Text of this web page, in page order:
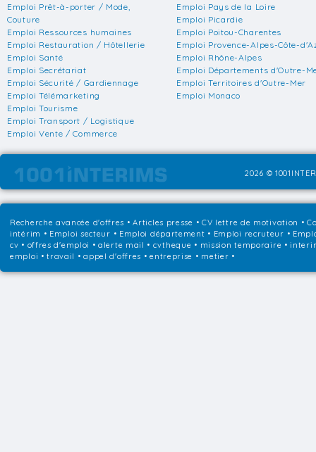
Emploi Prêt-à-porter / Mode,
Couture
Emploi Ressources humaines
Emploi Restauration / Hôtellerie
Emploi Santé
Emploi Secrétariat
Emploi Sécurité / Gardiennage
Emploi Télémarketing
Emploi Tourisme
Emploi Transport / Logistique
Emploi Vente / Commerce
Emploi Pays de la Loire
Emploi Picardie
Emploi Poitou-Charentes
Emploi Provence-Alpes-Côte-
Emploi Rhône-Alpes
Emploi Départements d'Outre-
Emploi Territoires d'Outre-Mer
Emploi Monaco
2026 ©
Recherche avancée d'offres •Articles presse • CV lettre de motivation •
intérim • Emploi secteur • Emploi département • Emploi recruteur •
cv • offres d'emploi • alerte mail • cvtheque • mission temporaire •
emploi • travail • appel d'offres • entreprise • metier •